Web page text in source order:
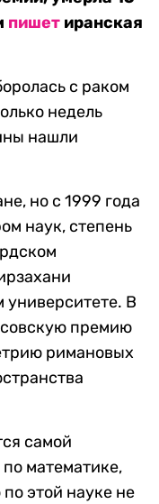
пишет иранская
с раком
недель
нашли
но с 1999 года
наук, степень
университете. В
премию
римановых
самой
математике,
этой науке не